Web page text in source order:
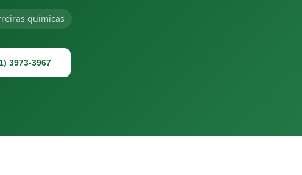
químicas
3973-3967